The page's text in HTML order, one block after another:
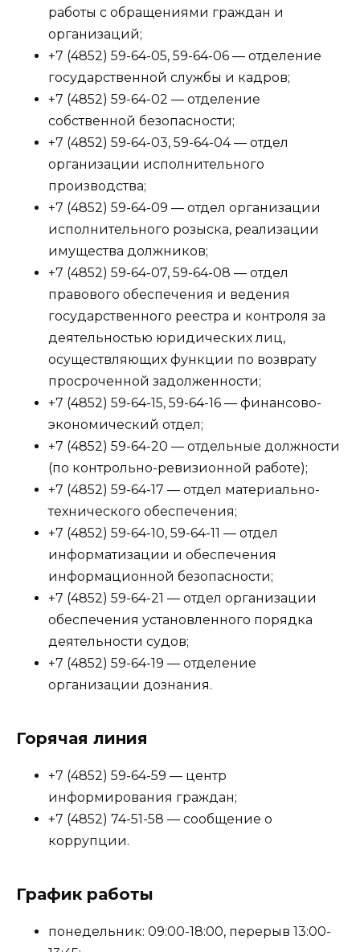
работы с обращениями граждан и
организаций;
+7 (4852) 59-64-05, 59-64-06 — отделение
государственной службы и кадров;
+7 (4852) 59-64-02 — отделение
собственной безопасности;
+7 (4852) 59-64-03, 59-64-04 — отдел
организации исполнительного
производства;
+7 (4852) 59-64-09 — отдел организации
исполнительного розыска, реализации
имущества должников;
+7 (4852) 59-64-07, 59-64-08 — отдел
правового обеспечения и ведения
государственного реестра и контроля за
деятельностью юридических лиц,
осуществляющих функции по возврату
просроченной задолженности;
+7 (4852) 59-64-15, 59-64-16 — финансово-
экономический отдел;
+7 (4852) 59-64-20 — отдельные должности
(по контрольно-ревизионной работе);
+7 (4852) 59-64-17 — отдел материально-
технического обеспечения;
+7 (4852) 59-64-10, 59-64-11 — отдел
информатизации и обеспечения
информационной безопасности;
+7 (4852) 59-64-21 — отдел организации
обеспечения установленного порядка
деятельности судов;
+7 (4852) 59-64-19 — отделение
организации дознания.
Горячая линия
+7 (4852) 59-64-59 — центр
информирования граждан;
+7 (4852) 74-51-58 — сообщение о
коррупции.
График работы
понедельник: 09:00-18:00, перерыв 13:00-